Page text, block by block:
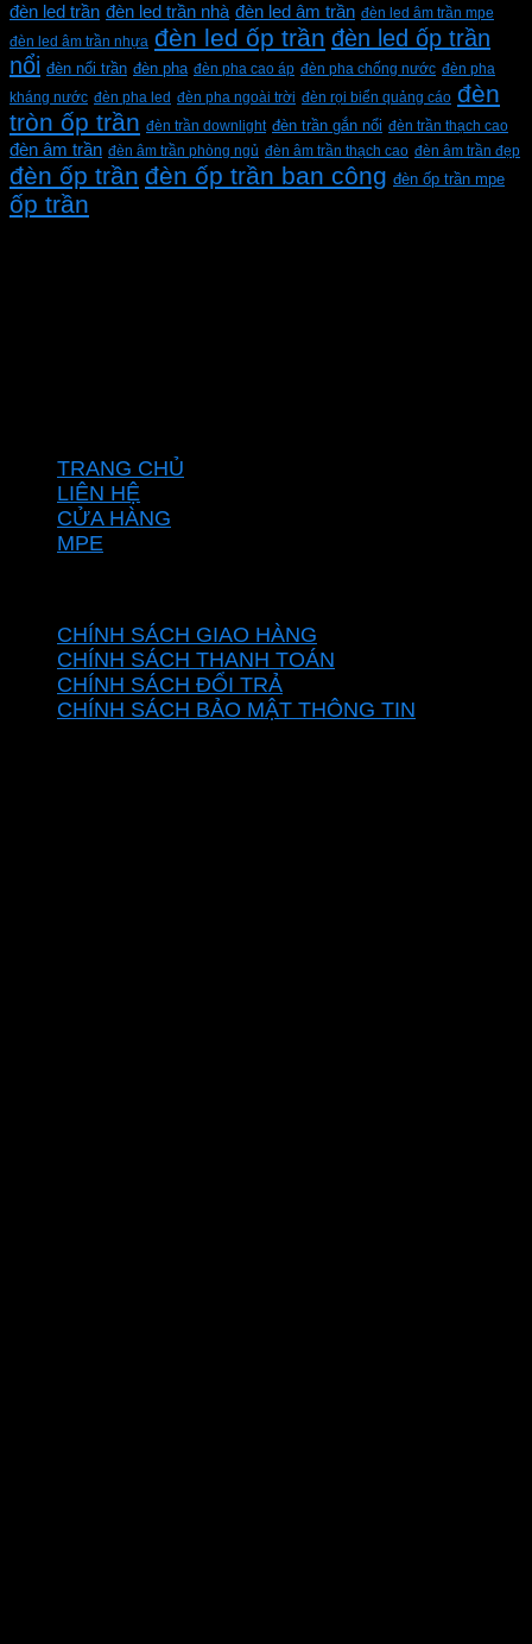
đèn led trần đèn led trần nhà đèn led âm trần đèn led âm trần mpe
đèn led âm trần nhựa đèn led ốp trần đèn led ốp trần
nổi đèn nổi trần đèn pha đèn pha cao áp đèn pha chống nước đèn pha
kháng nước đèn pha led đèn pha ngoài trời đèn rọi biển quảng cáo đèn
tròn ốp trần đèn trần downlight đèn trần gắn nổi đèn trần thạch cao
đèn âm trần đèn âm trần phòng ngủ đèn âm trần thạch cao đèn âm trần đẹp
đèn ốp trần đèn ốp trần ban công đèn ốp trần mpe
ốp trần
TRANG CHỦ
LIÊN HỆ
CỬA HÀNG
MPE
CHÍNH SÁCH GIAO HÀNG
CHÍNH SÁCH THANH TOÁN
CHÍNH SÁCH ĐỔI TRẢ
CHÍNH SÁCH BẢO MẬT THÔNG TIN